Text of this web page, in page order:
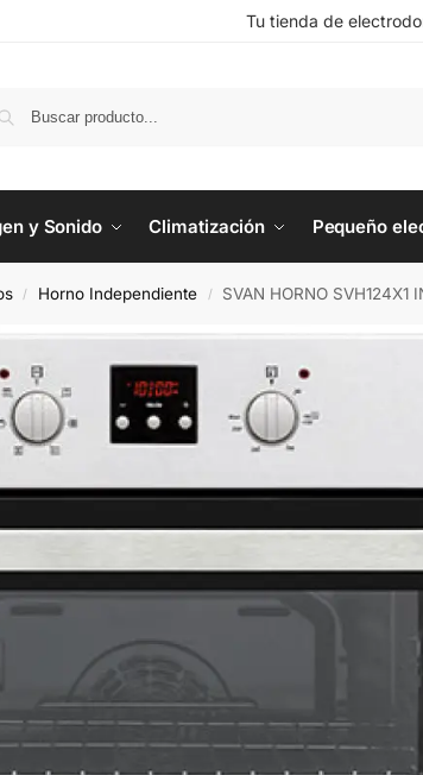
Tu tienda de
y Sonido Climatización Pequeño
/ Horno Independiente / SVAN HORNO SVH124X1